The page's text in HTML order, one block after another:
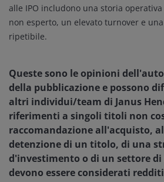
alle IPO includono una storia
non esperto, un elevato turnover e
ripetibile.
Queste sono le opinioni
della pubblicazione e possono
altri individui/team di Janus
riferimenti a singoli titoli non
raccomandazione all'acquisto,
detenzione di un titolo, di una
d'investimento o di un settore di
devono essere considerati